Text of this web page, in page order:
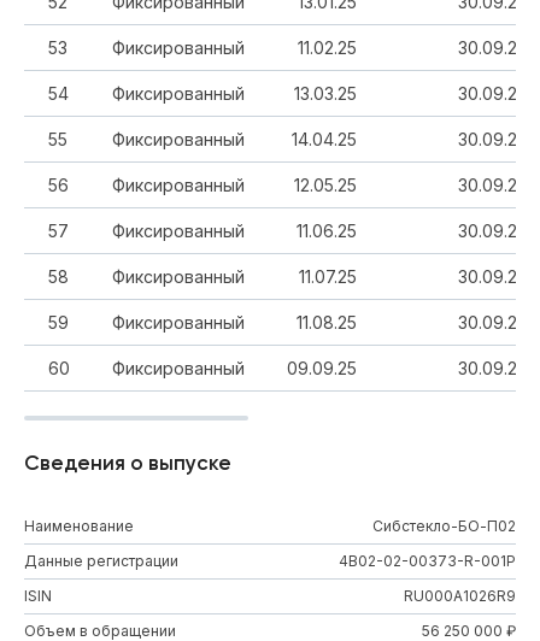
53 Фиксированный 11.02.25 30.09.20
54 Фиксированный 13.03.25 30.09.20
55 Фиксированный 14.04.25 30.09.20
56 Фиксированный 12.05.25 30.09.20
57 Фиксированный 11.06.25 30.09.20
58 Фиксированный 11.07.25 30.09.20
59 Фиксированный 11.08.25 30.09.20
60 Фиксированный 09.09.25 30.09.20
Сведения о выпуске
Наименование
Сибстекло-БО-П02
Данные регистрации
4B02-02-00373-R-001P
ISIN
RU000A1026R9
Объем в обращении
56 250 000 ₽